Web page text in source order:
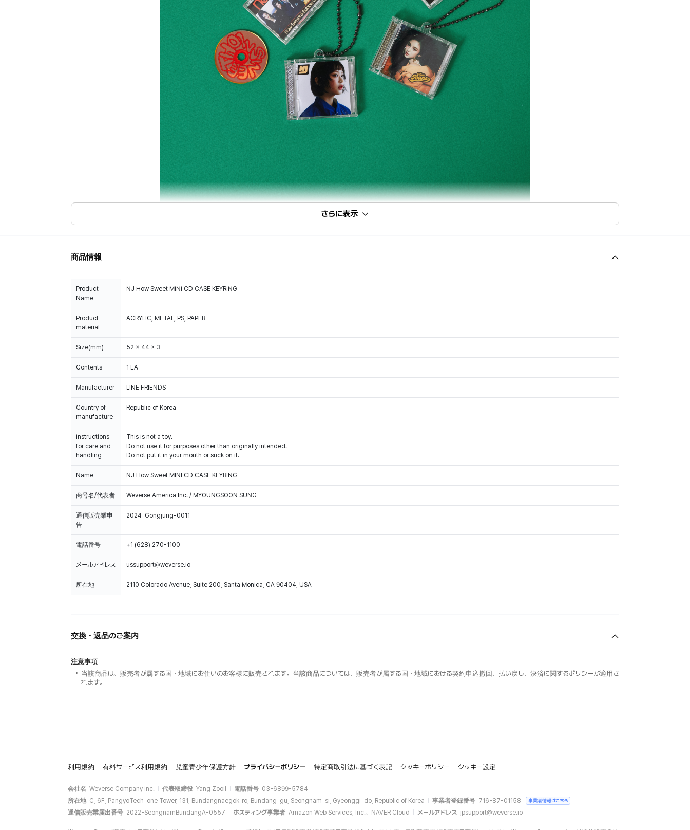
さらに表示
商品情報
Product
Name
NJ How Sweet MINI CD CASE KEYRING
Product
material
ACRYLIC, METAL, PS, PAPER
Size(mm) 52 x 44 x 3
Contents 1 EA
Manufacturer LINE FRIENDS
Country of
manufacture
Republic of Korea
Instructions
for care and
handling
This is not a toy.
Do not use it for purposes other than originally intended.
Do not put it in your mouth or suck on it.
Name NJ How Sweet MINI CD CASE KEYRING
商号名/代表者 Weverse America Inc. / MYOUNGSOON SUNG
通信販売業申
告
2024-Gongjung-0011
電話番号 +1 (628) 270-1100
メールアドレス ussupport@weverse.io
所在地 2110 Colorado Avenue, Suite 200, Santa Monica, CA 90404, USA
交換・返品のご案内
注意事項
当該商品は、販売者が属する国・地域にお住いのお客様に販売されます。当該商品については、販売者が属する国・地域における契約申込撤回、払い戻し、決済に関するポリシーが適用さ
れます。
利用規約 有料サービス利用規約 児童青少年保護方針 プライバシーポリシー 特定商取引法に基づく表記 クッキーポリシー クッキー設定
会社名 Weverse Company Inc. 代表取締役 Yang Zooil 電話番号 03-6899-5784
所在地 C, 6F, PangyoTech-one Tower, 131, Bundangnaegok-ro, Bundang-gu, Seongnam-si, Gyeonggi-do, Republic of Korea 事業者登録番号 716-87-01158 事業者情報はこちら
通信販売業届出番号 2022-SeongnamBundangA-0557 ホスティング事業者 Amazon Web Services, Inc.、NAVER Cloud メールアドレス jpsupport@weverse.io